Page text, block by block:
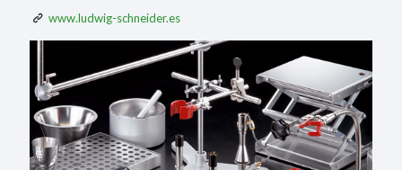
www.ludwig-schneider.es